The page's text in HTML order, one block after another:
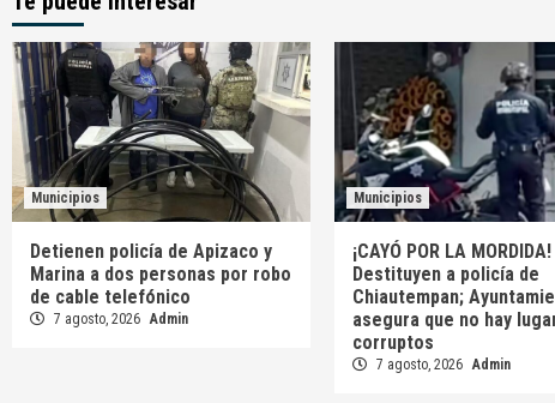
Municipios
Detienen policía de Apizaco y
Marina a dos personas por robo
de cable telefónico
7 agosto, 2026 Admin
Municipios
¡CAYÓ POR LA MORDIDA!
Destituyen a policía de
Chiautempan;
asegura que no hay
corruptos
7 agosto, 2026 Admin